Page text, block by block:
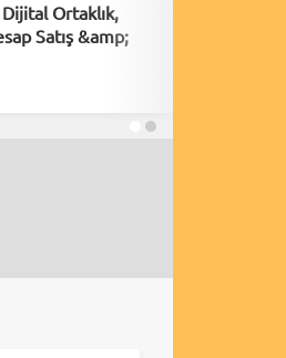
Dijital Ortaklık,
Satış &amp;